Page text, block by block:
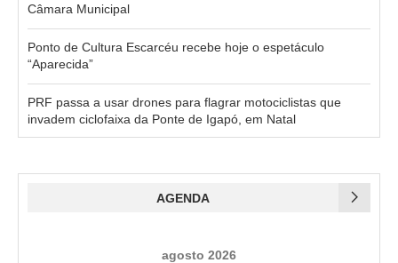
Câmara Municipal
Ponto de Cultura Escarcéu recebe hoje o espetáculo
“Aparecida”
PRF passa a usar drones para flagrar motociclistas que
invadem ciclofaixa da Ponte de Igapó, em Natal
AGENDA
agosto 2026